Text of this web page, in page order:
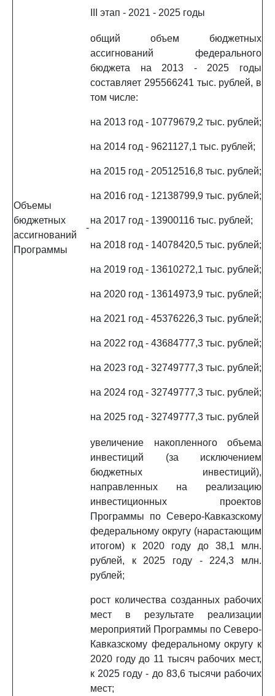
III этап - 2021 - 2025 годы
Объемы
бюджетных
ассигнований
Программы
-
общий объем бюджетных
ассигнований федерального
бюджета на 2013 - 2025 годы
составляет 295566241 тыс. рублей, в
том числе:
на 2013 год - 10779679,2 тыс. рублей;
на 2014 год - 9621127,1 тыс. рублей;
на 2015 год - 20512516,8 тыс. рублей;
на 2016 год - 12138799,9 тыс. рублей;
на 2017 год - 13900116 тыс. рублей;
на 2018 год - 14078420,5 тыс. рублей;
на 2019 год - 13610272,1 тыс. рублей;
на 2020 год - 13614973,9 тыс. рублей;
на 2021 год - 45376226,3 тыс. рублей;
на 2022 год - 43684777,3 тыс. рублей;
на 2023 год - 32749777,3 тыс. рублей;
на 2024 год - 32749777,3 тыс. рублей;
на 2025 год - 32749777,3 тыс. рублей
увеличение накопленного объема
инвестиций (за исключением
бюджетных инвестиций),
направленных на реализацию
инвестиционных проектов
Программы по Северо-Кавказскому
федеральному округу (нарастающим
итогом) к 2020 году до 38,1 млн.
рублей, к 2025 году - 224,3 млн.
рублей;
рост количества созданных рабочих
мест в результате реализации
мероприятий Программы по Северо-
Кавказскому федеральному округу к
2020 году до 11 тысяч рабочих мест,
к 2025 году - до 83,6 тысячи рабочих
мест;